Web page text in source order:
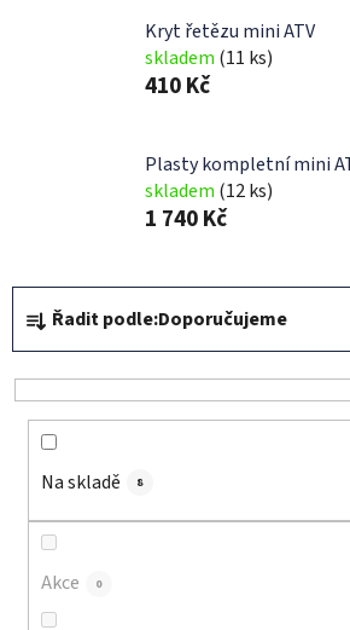
Kryt řetězu mini ATV
skladem (11 ks)
410 Kč
Plasty kompletní mini
skladem (12 ks)
1 740 Kč
Ř
a
z
e
Řadit podle:Doporučujeme
Na skladě 8
Akce 0